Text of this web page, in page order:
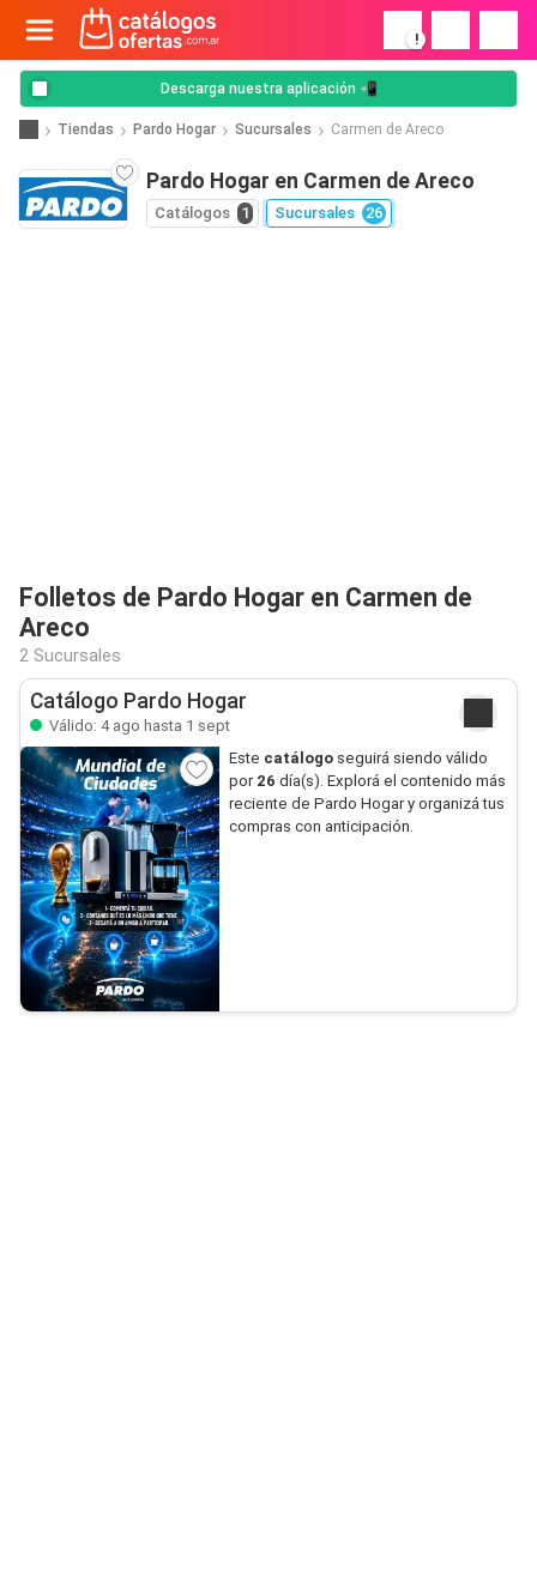
!
Descarga nuestra aplicación 📲
Tiendas Pardo Hogar Sucursales Carmen de Areco
Pardo Hogar en Carmen de Areco
Catálogos 1 Sucursales 26
Folletos de Pardo Hogar en Carmen de
Areco
2 Sucursales
Catálogo Pardo Hogar
Válido: 4 ago hasta 1 sept
Este catálogoseguirá siendo válido
por 26 día(s). Explorá el contenido más
reciente de Pardo Hogar y organizá tus
compras con anticipación.